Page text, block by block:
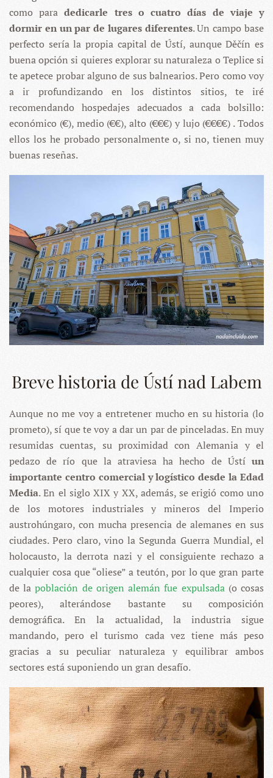
como paradedicarle tres o cuatro días de viaje y
dormir en un par de lugares diferentes. Un campo base
perfecto sería la propia capital de Ústí, aunque Děčín es
buena opción si quieres explorar su naturaleza o Teplice si
te apetece probar alguno de sus balnearios. Pero como voy
a ir profundizando en los distintos sitios, te iré
recomendando hospedajes adecuados a cada bolsillo:
económico (€), medio (€€), alto (€€€) y lujo (€€€€) . Todos
ellos los he probado personalmente o, si no, tienen muy
buenas reseñas.
Breve historia de Ústí nad Labem
Aunque no me voy a entretener mucho en su historia (lo
prometo), sí que te voy a dar un par de pinceladas. En muy
resumidas cuentas, su proximidad con Alemania y el
pedazo de río que la atraviesa ha hecho de Ústí un
importante centro comercial y logístico desde la Edad
Media. En el siglo XIX y XX, además, se erigió como uno
de los motores industriales y mineros del Imperio
austrohúngaro, con mucha presencia de alemanes en sus
ciudades. Pero claro, vino la Segunda Guerra Mundial, el
holocausto, la derrota nazi y el consiguiente rechazo a
cualquier cosa que “oliese” a teutón, por lo que gran parte
de lapoblación de origen alemán fue expulsada(o cosas
peores), alterándose bastante su composición
demográfica. En la actualidad, la industria sigue
mandando, pero el turismo cada vez tiene más peso
gracias a su peculiar naturaleza y equilibrar ambos
sectores está suponiendo un gran desafío.